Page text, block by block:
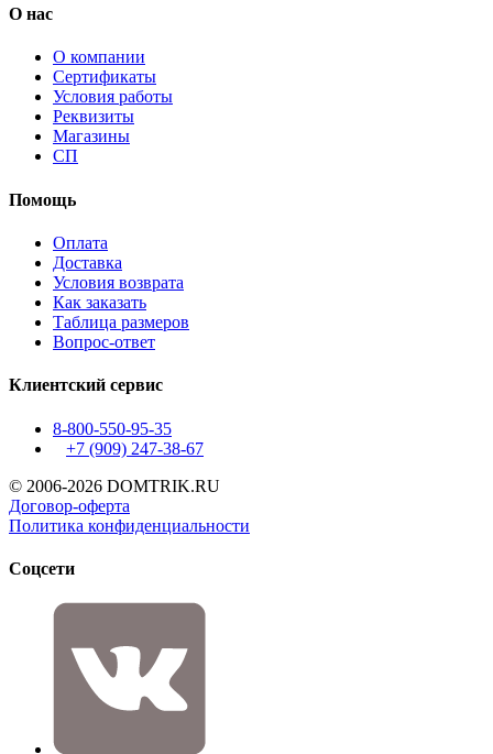
О нас
О компании
Сертификаты
Условия работы
Реквизиты
Магазины
СП
Помощь
Оплата
Доставка
Условия возврата
Как заказать
Таблица размеров
Вопрос-ответ
Клиентский сервис
8-800-550-95-35
+7 (909) 247-38-67
© 2006-2026 DOMTRIK.RU
Договор-оферта
Политика конфиденциальности
Соцсети